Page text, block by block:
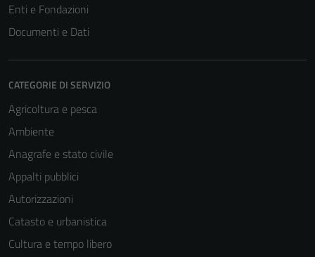
Enti e Fondazioni
Documenti e Dati
CATEGORIE DI SERVIZIO
Agricoltura e pesca
Ambiente
Anagrafe e stato civile
Appalti pubblici
Autorizzazioni
Catasto e urbanistica
Cultura e tempo libero